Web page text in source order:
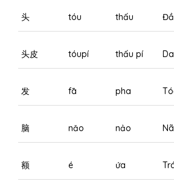
头 tóu thấu
头皮 tóupí thấu pí
发 fā pha
脑 nǎo nảo
额 é ứa